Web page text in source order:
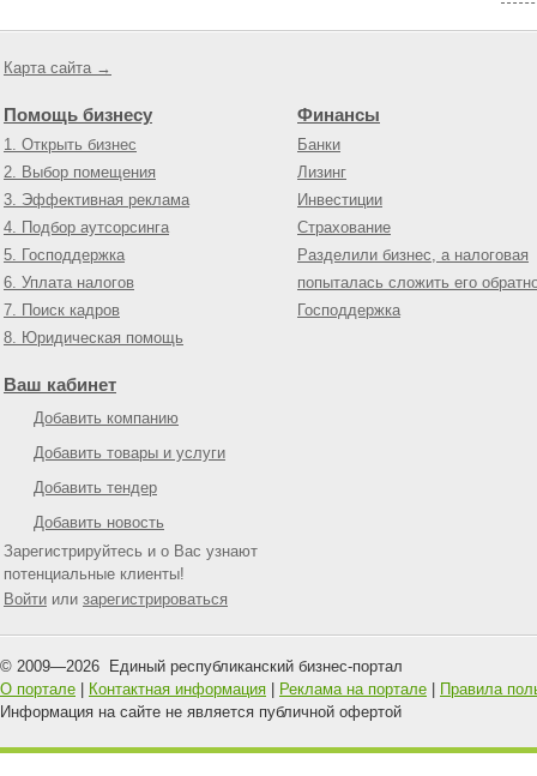
Карта сайта →
Помощь бизнесу
1. Открыть бизнес
2. Выбор помещения
3. Эффективная реклама
4. Подбор аутсорсинга
5. Господдержка
6. Уплата налогов
7. Поиск кадров
8. Юридическая помощь
Финансы
Банки
Лизинг
Инвестиции
Страхование
Разделили бизнес, а налоговая
попыталась сложить его
Господдержка
Ваш кабинет
Добавить компанию
Добавить товары и услуги
Добавить тендер
Добавить новость
Зарегистрируйтесь и о Вас узнают
потенциальные клиенты!
Войти или зарегистрироваться
© 2009—2026 Единый республиканский бизнес-портал
О портале
Контактная информация Реклама на портале
Правила
Информация на сайте не является публичной офертой